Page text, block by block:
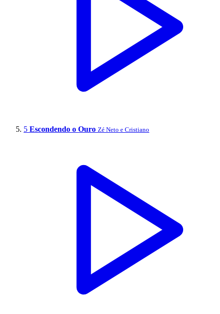
5 Escondendo o Ouro Zé Neto e Cristiano